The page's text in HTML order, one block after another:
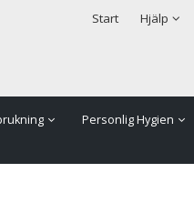
Start Hjälp
Säkerhet & Cookies
Personlig Hygien